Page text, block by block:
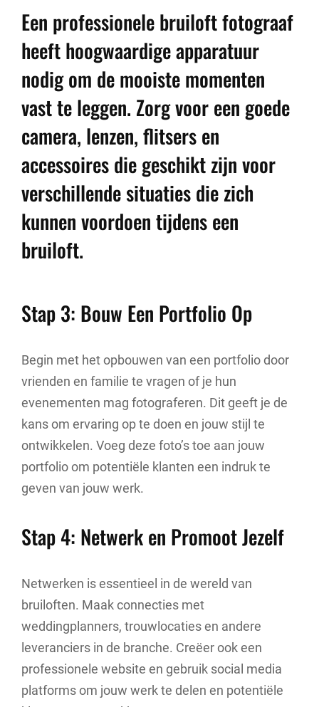
Een professionele bruiloft fotograaf
heeft hoogwaardige apparatuur
nodig om de mooiste momenten
vast te leggen. Zorg voor een goede
camera, lenzen, flitsers en
accessoires die geschikt zijn voor
verschillende situaties die zich
kunnen voordoen tijdens een
bruiloft.
Stap 3: Bouw Een Portfolio Op
Begin met het opbouwen van een portfolio door
vrienden en familie te vragen of je hun
evenementen mag fotograferen. Dit geeft je de
kans om ervaring op te doen en jouw stijl te
ontwikkelen. Voeg deze foto’s toe aan jouw
portfolio om potentiële klanten een indruk te
geven van jouw werk.
Stap 4: Netwerk en Promoot Jezelf
Netwerken is essentieel in de wereld van
bruiloften. Maak connecties met
weddingplanners, trouwlocaties en andere
leveranciers in de branche. Creëer ook een
professionele website en gebruik social media
platforms om jouw werk te delen en potentiële